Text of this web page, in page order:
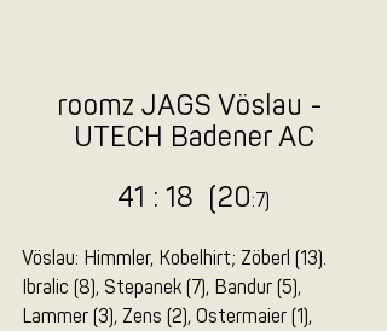
roomz JAGS Vöslau -
UTECH Badener AC
41 : 18  (20:7)
Vöslau: Himmler, Kobelhirt; Zöberl (13).
Ibralic (8), Stepanek (7), Bandur (5),
Lammer (3), Zens (2), Ostermaier (1),